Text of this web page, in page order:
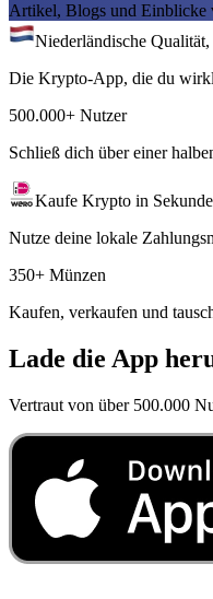
Artikel, Blogs und Einblicke
Niederländische
Die Krypto-App, die du
500.000+ Nutzer
Schließ dich über einer
Kaufe Krypto in
Nutze deine lokale
350+ Münzen
Kaufen, verkaufen und
Lade die App
Vertraut von über 500.000